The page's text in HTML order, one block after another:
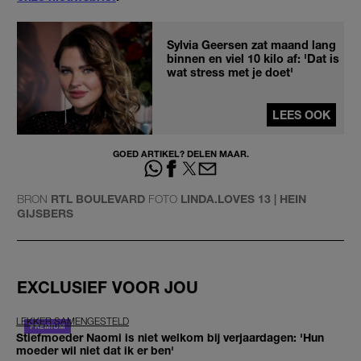
Sylvia Geersen zat maand lang
binnen en viel 10 kilo af: 'Dat is
wat stress met je doet'
LEES OOK
GOED ARTIKEL? DELEN MAAR.
BRON RTL BOULEVARD FOTO LINDA.LOVES 13 | HEIN
GIJSBERS
EXCLUSIEF VOOR JOU
LEKKER SAMENGESTELD
Stiefmoeder Naomi is niet welkom bij verjaardagen: 'Hun
moeder wil niet dat ik er ben'